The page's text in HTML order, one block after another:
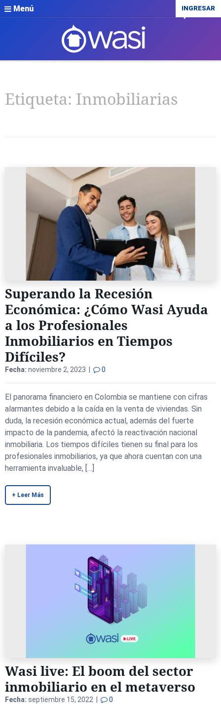
Menú INGRESAR
Etiqueta: Inmobiliarias
Superando la Recesión
Económica: ¿Cómo Wasi Ayuda
a los Profesionales
Inmobiliarios en Tiempos
Difíciles?
Fecha: noviembre 2, 2023 | 0
El panorama financiero en Colombia se mantiene con cifras
alarmantes debido a la caída en la venta de viviendas. Sin
duda, la recesión económica actual, además del fuerte
impacto de la pandemia, afectó la reactivación nacional
inmobiliaria. Los tiempos difíciles tienen su final para los
profesionales inmobiliarios, ya que ahora cuentan con una
herramienta invaluable, […]
+ Leer Más
Wasi live: El boom del sector
inmobiliario en el metaverso
Fecha: septiembre 15, 2022 | 0